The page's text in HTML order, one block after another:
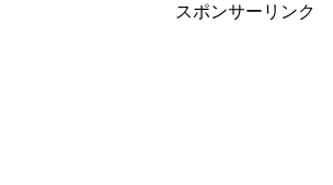
スポンサーリンク